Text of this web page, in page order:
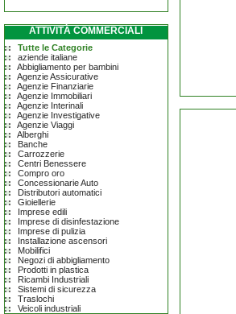
ATTIVITÀ COMMERCIALI
Tutte le Categorie
aziende italiane
Abbigliamento per bambini
Agenzie Assicurative
Agenzie Finanziarie
Agenzie Immobiliari
Agenzie Interinali
Agenzie Investigative
Agenzie Viaggi
Alberghi
Banche
Carrozzerie
Centri Benessere
Compro oro
Concessionarie Auto
Distributori automatici
Gioiellerie
Imprese edili
Imprese di disinfestazione
Imprese di pulizia
Installazione ascensori
Mobilifici
Negozi di abbigliamento
Prodotti in plastica
Ricambi Industriali
Sistemi di sicurezza
Traslochi
Veicoli industriali